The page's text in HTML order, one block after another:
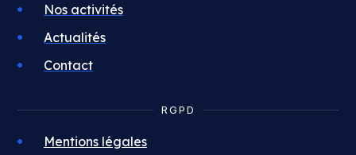
Nos activités
Actualités
Contact
RGPD
Mentions légales